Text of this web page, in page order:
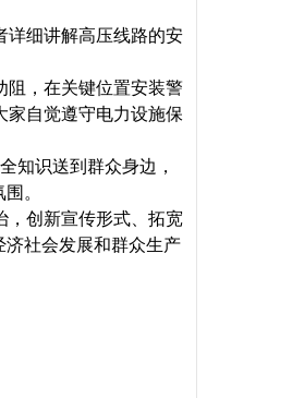
详细讲解高压线路的安
阻，在关键位置安装警
家自觉遵守电力设施保
知识送到群众身边，
。
，创新宣传形式、拓宽
济社会发展和群众生产